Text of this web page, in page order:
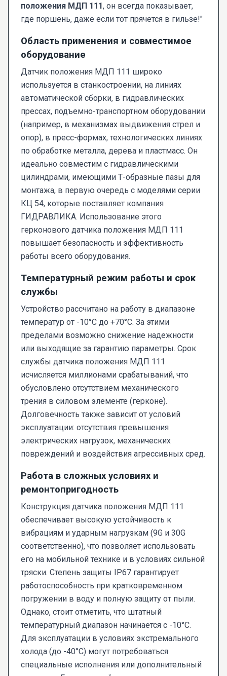
положения МДП 111, он всегда показывает,
где поршень, даже если тот прячется в гильзе!"
Область применения и совместимое
оборудование
Датчик положения МДП 111 широко
используется в станкостроении, на линиях
автоматической сборки, в гидравлических
прессах, подъемно-транспортном оборудовании
(например, в механизмах выдвижения стрел и
опор), в пресс-формах, технологических линиях
по обработке металла, дерева и пластмасс. Он
идеально совместим с гидравлическими
цилиндрами, имеющими Т-образные пазы для
монтажа, в первую очередь с моделями серии
КЦ 54, которые поставляет компания
ГИДРАВЛИКА. Использование этого
герконового датчика положения МДП 111
повышает безопасность и эффективность
работы всего оборудования.
Температурный режим работы и срок
службы
Устройство рассчитано на работу в диапазоне
температур от -10°C до +70°C. За этими
пределами возможно снижение надежности
или выходящие за гарантию параметры. Срок
службы датчика положения МДП 111
исчисляется миллионами срабатываний, что
обусловлено отсутствием механического
трения в силовом элементе (герконе).
Долговечность также зависит от условий
эксплуатации: отсутствия превышения
электрических нагрузок, механических
повреждений и воздействия агрессивных сред.
Работа в сложных условиях и
ремонтопригодность
Конструкция датчика положения МДП 111
обеспечивает высокую устойчивость к
вибрациям и ударным нагрузкам (9G и 30G
соответственно), что позволяет использовать
его на мобильной технике и в условиях сильной
тряски. Степень защиты IP67 гарантирует
работоспособность при кратковременном
погружении в воду и полную защиту от пыли.
Однако, стоит отметить, что штатный
температурный диапазон начинается с -10°C.
Для эксплуатации в условиях экстремального
холода (до -40°C) могут потребоваться
специальные исполнения или дополнительный